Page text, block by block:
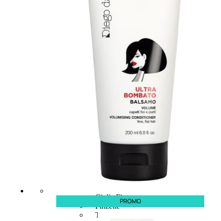
ESAURITO
ACCESSORI
Pennelli Viso
Pennelli Occhi
Pennelli Labbra
Accessori Make Up
Ciglia Finte
Pinzette
Temperamatite
PROMO